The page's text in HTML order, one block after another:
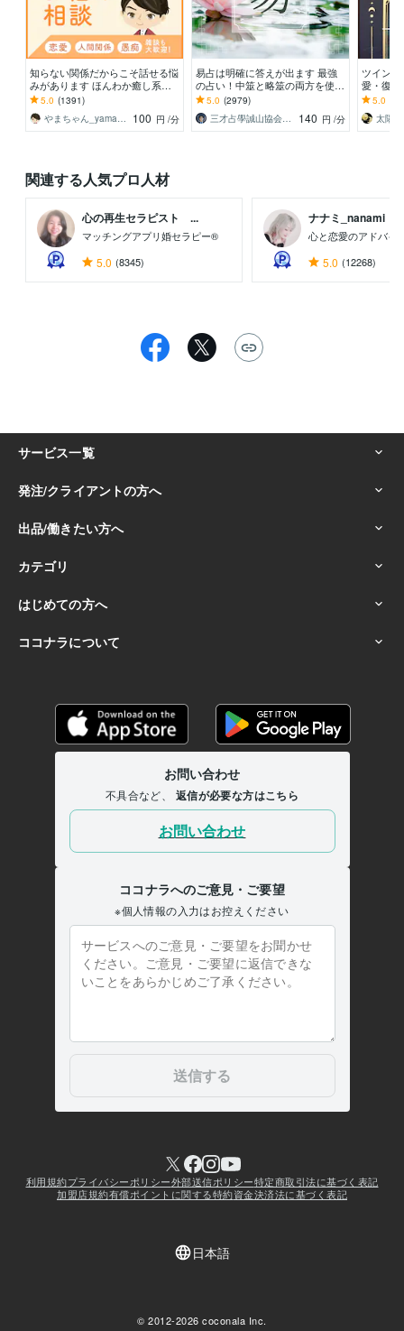
知らない関係だからこそ話せる悩
みがあります ほんわか癒し系。
雑談も歓迎。どんな話でも心に寄
り添います。
5.0 (1391)
やまちゃん_yamachan
100 円 /分
易占は明確に答えが出ます 最強
の占い！中筮と略筮の両方を使い
あなたを導く
5.0 (2979)
三才占學誠山協会／認定講師／原田 悟境
140 円 /分
ツイン
愛・復
気になる
5.0
太陽
関連する人気プロ人材
心の再生セラピスト ...
マッチングアプリ婚セラピー®
5.0 (8345)
ナナミ_nanami
心と恋愛のアドバイ
5.0 (12268)